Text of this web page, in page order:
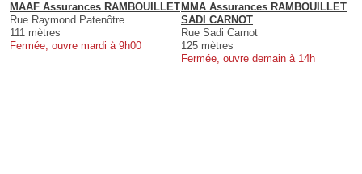
MAAF Assurances RAMBOUILLET
Rue Raymond Patenôtre
111 mètres
Fermée, ouvre mardi à 9h00
MMA Assurances RAMBOUILLET
SADI CARNOT
Rue Sadi Carnot
125 mètres
Fermée, ouvre demain à 14h